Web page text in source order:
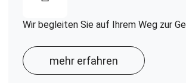
Wir begleiten Sie auf Ihrem Weg zur
mehr erfahren